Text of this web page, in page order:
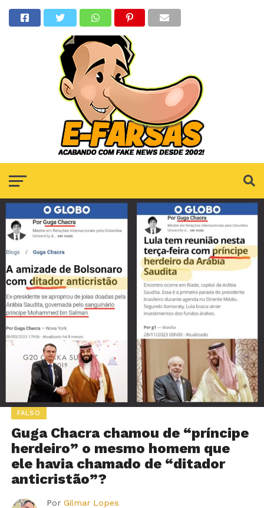
FALSO
Guga Chacra chamou de “príncipe
herdeiro” o mesmo homem que
ele havia chamado de “ditador
anticristão”?
Por Gilmar Lopes